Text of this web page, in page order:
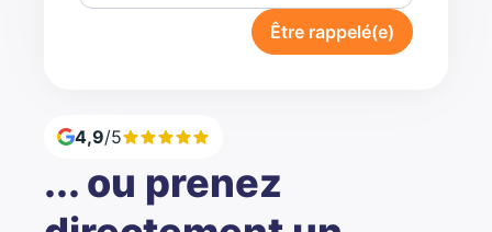
Être rappelé(e)
4,9/5
... ou prenez